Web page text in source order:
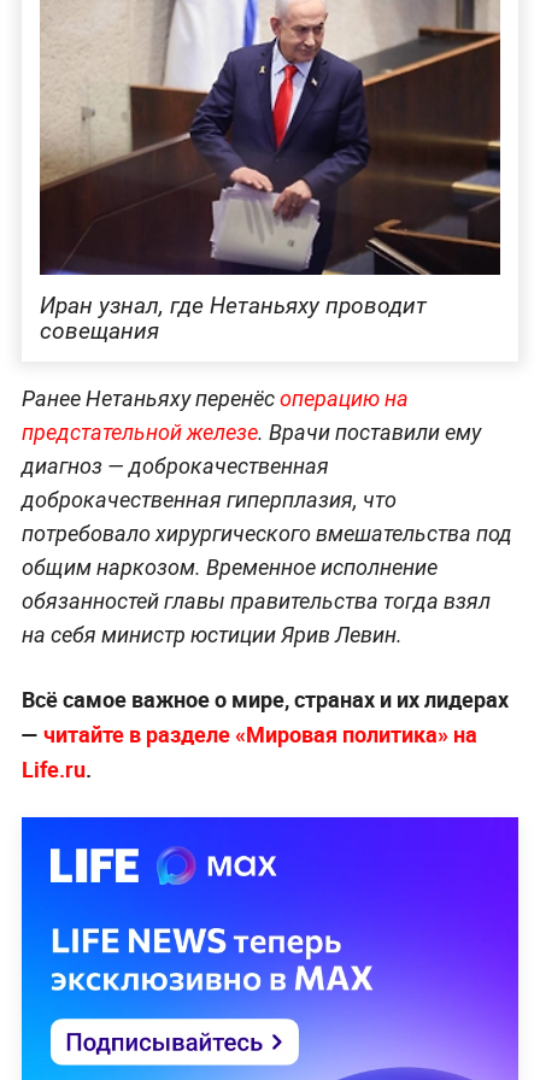
Иран узнал, где Нетаньяху проводит
совещания
Ранее Нетаньяху перенёсоперацию на
предстательной железе. Врачи поставили ему
диагноз — доброкачественная
доброкачественная гиперплазия, что
потребовало хирургического вмешательства под
общим наркозом. Временное исполнение
обязанностей главы правительства тогда взял
на себя министр юстиции Ярив Левин.
Всё самое важное о мире, странах и их лидерах
— читайте в разделе «Мировая политика» на
Life.ru.